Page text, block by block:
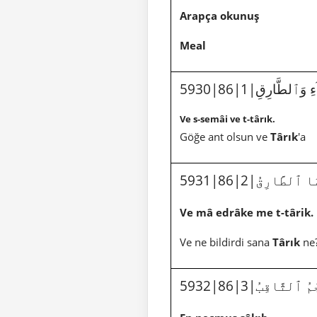
Arapça okunuş
Meal
وَٱلطَّارِقِ
Ve s-semâi ve t-târık.
Göğe ant olsun ve Târık'a
مَا ٱلطَّارِقُ
Ve mâ edrâke me t-târik.
Ve ne bildirdi sana Târık
ٱلثَّاقِبُ